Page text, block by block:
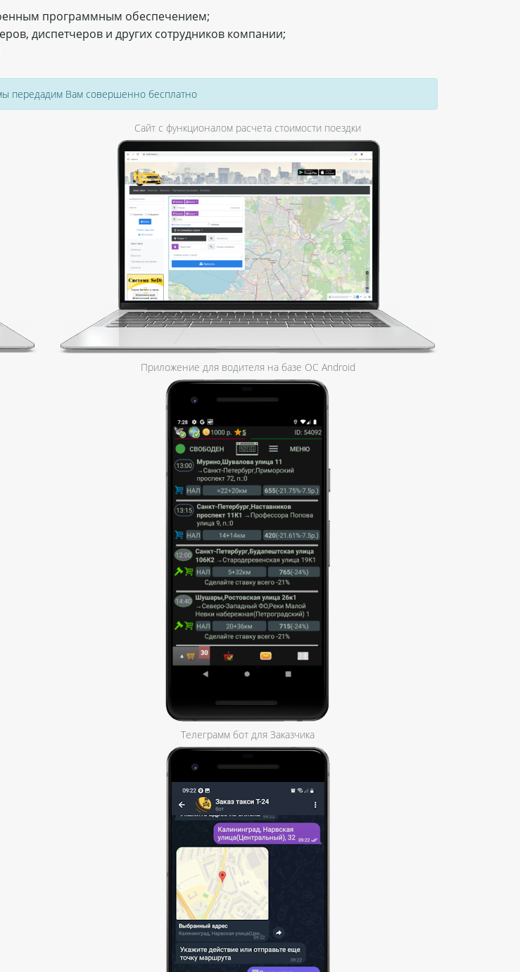
программным обеспечением;
диспетчеров и других сотрудников компании;
передадим Вам совершенно бесплатно
Сайт с функционалом расчета стоимости поездки
Приложение для водителя на базе ОС Android
Телеграмм бот для Заказчика